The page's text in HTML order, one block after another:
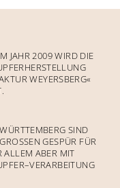
JAHR 2009 WIRD DIE
WEYERSBERG«
SIND
GESPÜR FÜR Q
ABER MIT L
T